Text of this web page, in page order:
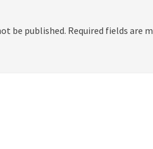
be published. Required fields are